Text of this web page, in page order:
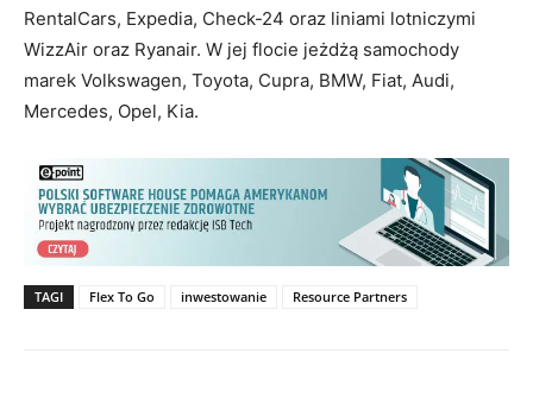
RentalCars, Expedia, Check-24 oraz liniami lotniczymi
WizzAir oraz Ryanair. W jej flocie jeżdżą samochody
marek Volkswagen, Toyota, Cupra, BMW, Fiat, Audi,
Mercedes, Opel, Kia.
TAGI Flex To Go inwestowanie Resource Partners